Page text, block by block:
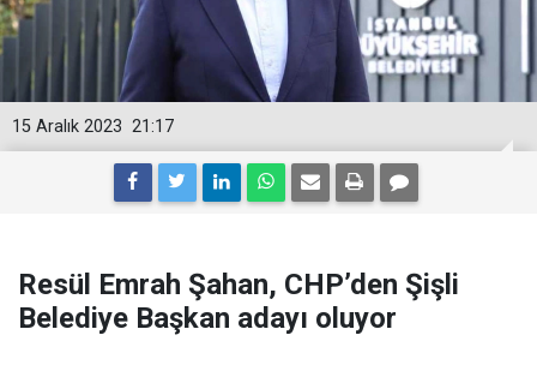
21:17
15 Aralık 2023
Resül Emrah Şahan, CHP’den Şişli
Belediye Başkan adayı oluyor